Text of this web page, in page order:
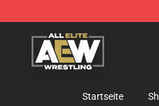
Merchandise Store
Startseite